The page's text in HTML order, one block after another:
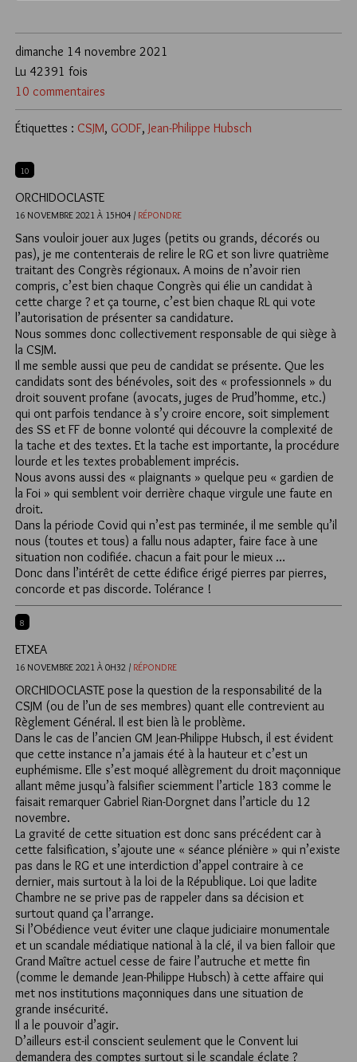
dimanche 14 novembre 2021
10 commentaires
Lu 42391 fois
Étiquettes : CSJM, GODF, Jean-Philippe Hubsch
10
ORCHIDOCLASTE
16 NOVEMBRE 2021 À 15H04 / RÉPONDRE
Sans vouloir jouer aux Juges (petits ou grands, décorés ou
pas), je me contenterais de relire le RG et son livre quatrième
traitant des Congrès régionaux. A moins de n’avoir rien
compris, c’est bien chaque Congrès qui élie un candidat à
cette charge ? et ça tourne, c’est bien chaque RL qui vote
l’autorisation de présenter sa candidature.
Nous sommes donc collectivement responsable de qui siège à
la CSJM.
Il me semble aussi que peu de candidat se présente. Que les
candidats sont des bénévoles, soit des « professionnels » du
droit souvent profane (avocats, juges de Prud’homme, etc.)
qui ont parfois tendance à s’y croire encore, soit simplement
des SS et FF de bonne volonté qui découvre la complexité de
la tache et des textes. Et la tache est importante, la procédure
lourde et les textes probablement imprécis.
Nous avons aussi des « plaignants » quelque peu « gardien de
la Foi » qui semblent voir derrière chaque virgule une faute en
droit.
Dans la période Covid qui n’est pas terminée, il me semble qu’il
nous (toutes et tous) a fallu nous adapter, faire face à une
situation non codifiée. chacun a fait pour le mieux …
Donc dans l’intérêt de cette édifice érigé pierres par pierres,
concorde et pas discorde. Tolérance !
8
ETXEA
16 NOVEMBRE 2021 À 0H32 / RÉPONDRE
ORCHIDOCLASTE pose la question de la responsabilité de la
CSJM (ou de l’un de ses membres) quant elle contrevient au
Règlement Général. Il est bien là le problème.
Dans le cas de l’ancien GM Jean-Philippe Hubsch, il est évident
que cette instance n’a jamais été à la hauteur et c’est un
euphémisme. Elle s’est moqué allègrement du droit maçonnique
allant même jusqu’à falsifier sciemment l’article 183 comme le
faisait remarquer Gabriel Rian-Dorgnet dans l’article du 12
novembre.
La gravité de cette situation est donc sans précédent car à
cette falsification, s’ajoute une « séance plénière » qui n’existe
pas dans le RG et une interdiction d’appel contraire à ce
dernier, mais surtout à la loi de la République. Loi que ladite
Chambre ne se prive pas de rappeler dans sa décision et
surtout quand ça l’arrange.
Si l’Obédience veut éviter une claque judiciaire monumentale
et un scandale médiatique national à la clé, il va bien falloir que
Grand Maître actuel cesse de faire l’autruche et mette fin
(comme le demande Jean-Philippe Hubsch) à cette affaire qui
met nos institutions maçonniques dans une situation de
grande insécurité.
Il a le pouvoir d’agir.
D’ailleurs est-il conscient seulement que le Convent lui
demandera des comptes surtout si le scandale éclate ?